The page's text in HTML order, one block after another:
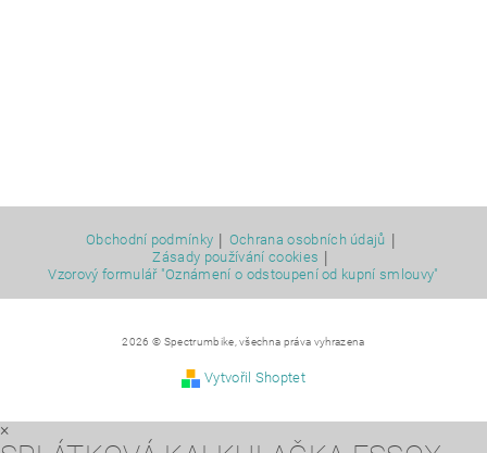
Obchodní podmínky Ochrana osobních údajů
Zásady používání cookies
Vzorový formulář "Oznámení o odstoupení od kupní smlouvy"
2026 © Spectrumbike, všechna práva vyhrazena
Vytvořil Shoptet
×